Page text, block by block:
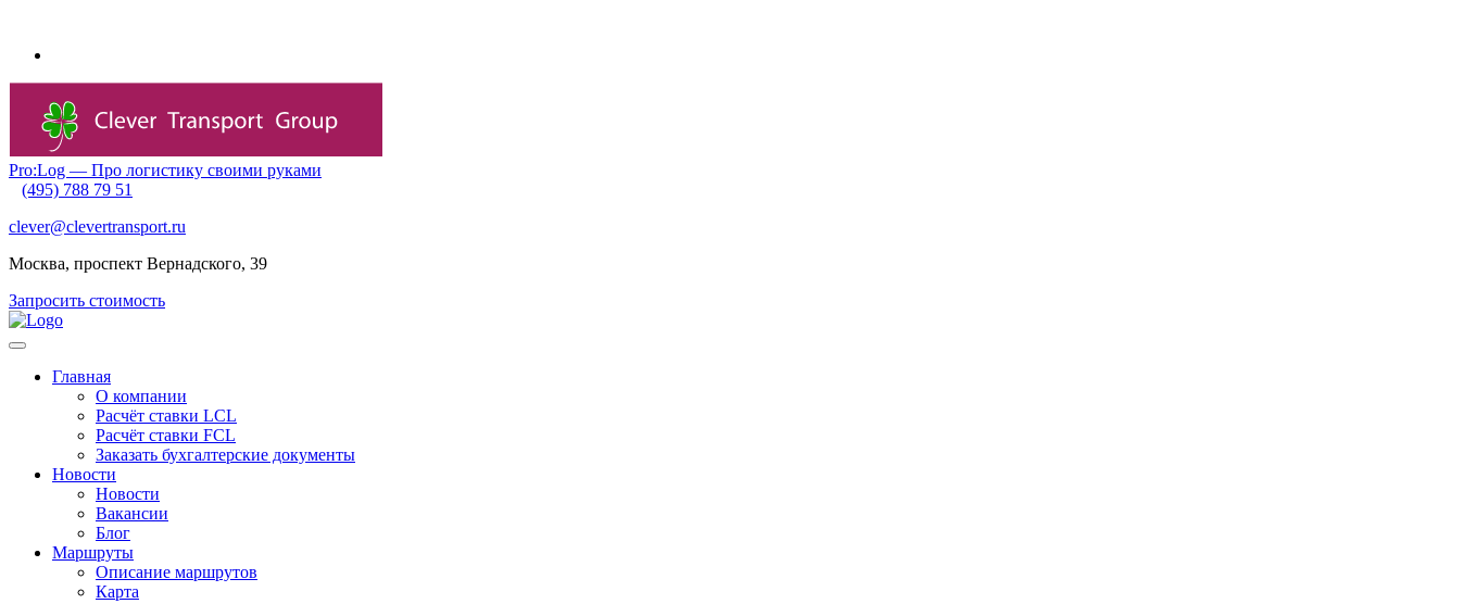
Pro:Log — Про логистику своими руками
(495) 788 79 51
clever@clevertransport.ru
Москва, проспект Вернадского, 39
Запросить стоимость
Главная
О компании
Расчёт ставки LCL
Расчёт ставки FСL
Заказать бухгалтерские документы
Новости
Новости
Вакансии
Блог
Маршруты
Описание маршрутов
Карта